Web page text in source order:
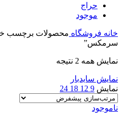
حراج
موجود
خانه فروشگاه محصولات برچسب
سرمکس”
نمایش همه 2 نتیجه
نمایش سایدبار
نمایش 9
12
18
24
ناموجود